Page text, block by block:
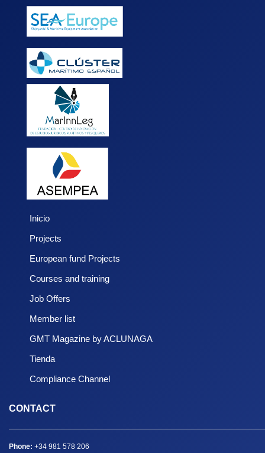
Inicio
Projects
European fund Projects
Courses and training
Job Offers
Member list
GMT Magazine by ACLUNAGA
Tienda
Compliance Channel
CONTACT
Phone: +34 981 578 206